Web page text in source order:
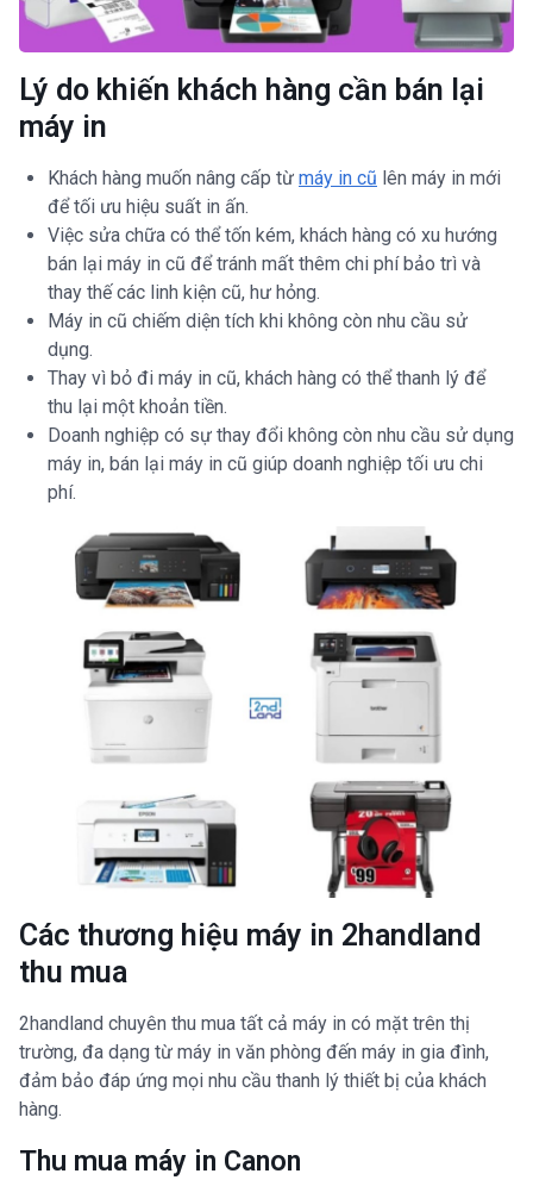
Lý do khiến khách hàng cần bán lại
máy in
Khách hàng muốn nâng cấp từ máy in cũ lên máy in mới
để tối ưu hiệu suất in ấn.
Việc sửa chữa có thể tốn kém, khách hàng có xu hướng
bán lại máy in cũ để tránh mất thêm chi phí bảo trì và
thay thế các linh kiện cũ, hư hỏng.
Máy in cũ chiếm diện tích khi không còn nhu cầu sử
dụng.
Thay vì bỏ đi máy in cũ, khách hàng có thể thanh lý để
thu lại một khoản tiền.
Doanh nghiệp có sự thay đổi không còn nhu cầu sử dụng
máy in, bán lại máy in cũ giúp doanh nghiệp tối ưu chi
phí.
Các thương hiệu máy in 2handland
thu mua
2handland chuyên thu mua tất cả máy in có mặt trên thị
trường, đa dạng từ máy in văn phòng đến máy in gia đình,
đảm bảo đáp ứng mọi nhu cầu thanh lý thiết bị của khách
hàng.
Thu mua máy in Canon